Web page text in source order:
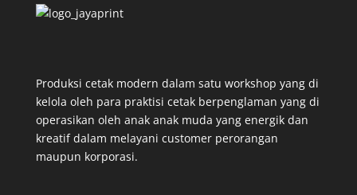
Produksi cetak modern dalam satu workshop yang di
kelola oleh para praktisi cetak berpenglaman yang di
operasikan oleh anak anak muda yang energik dan
kreatif dalam melayani customer perorangan
maupun korporasi.